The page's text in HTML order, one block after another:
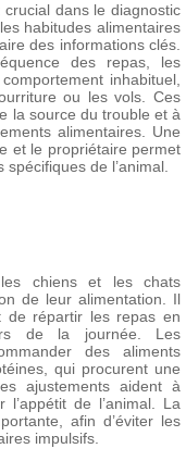
dans le diagnostic
habitudes alimentaires
des informations clés.
des repas, les
inhabituel,
ou les vols. Ces
la source du trouble et à
alimentaires. Une
et le propriétaire permet
de l’animal.
chiens et les chats
de leur alimentation. Il
de répartir les repas en
de la journée. Les
des aliments
qui procurent une
ajustements aident à
de l’animal. La
afin d’éviter les
impulsifs.